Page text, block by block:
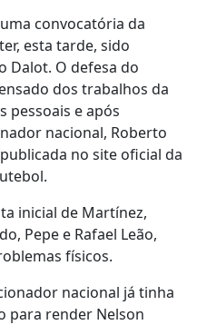
convocatória da
esta tarde, sido
Dalot. O defesa do
dos trabalhos da
pessoais e após
nacional, Roberto
no site oficial da
inicial de Martínez,
Pepe e Rafael Leão,
físicos.
nacional já tinha
para render Nelson